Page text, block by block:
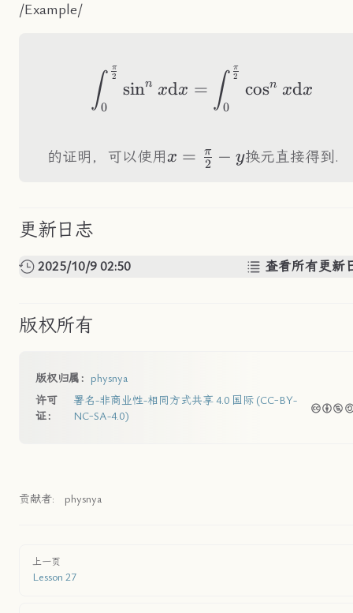
/Example/
∫0
2
π
sinn xdx = ∫0
2
π
cosn xdx
的证明，可以使用x=\frac{\pi}
x = 2
π − y换元直接得到.
更新日志
2025/10/9 02:50 查看所有更新
版权所有
版权归属： physnya
许可
证：
署名-非商业性-相同方式共享 4.0 国际 (CC-BY-
NC-SA-4.0)
贡献者: physnya
上一页
Lesson 27